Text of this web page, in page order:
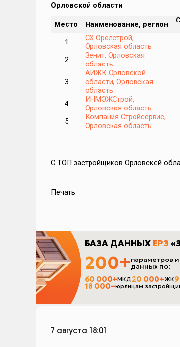
Орловской области
Место Наименование, регион
1
СХ Орёлстрой,
Орловская область
2
Зенит, Орловская
область
3
АИЖК Орловской
области, Орловская
область
4
ИНМЭЖСтрой,
Орловская область
5
Компания Стройсервис,
Орловская область
С ТОП застройщиков Орловской
Печать
7 августа 18:01